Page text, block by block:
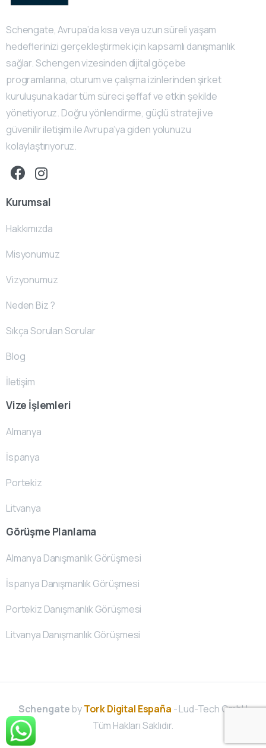
Schengate, Avrupa’da kısa veya uzun süreli yaşam
hedeflerinizi gerçekleştirmek için kapsamlı danışmanlık
sağlar. Schengen vizesinden dijital göçebe
programlarına, oturum ve çalışma izinlerinden şirket
kuruluşuna kadar tüm süreci şeffaf ve etkin şekilde
yönetiyoruz. Doğru yönlendirme, güçlü strateji ve
güvenilir iletişim ile Avrupa’ya giden yolunuzu
kolaylaştırıyoruz.
Kurumsal
Hakkımızda
Misyonumuz
Vizyonumuz
Neden Biz ?
Sıkça Sorulan Sorular
Blog
İletişim
Vize İşlemleri
Almanya
İspanya
Portekiz
Litvanya
Görüşme Planlama
Almanya Danışmanlık Görüşmesi
İspanya Danışmanlık Görüşmesi
Portekiz Danışmanlık Görüşmesi
Litvanya Danışmanlık Görüşmesi
SchengatebyTork Digital España - Lud-Tech GmbH
Tüm Hakları Saklıdır.